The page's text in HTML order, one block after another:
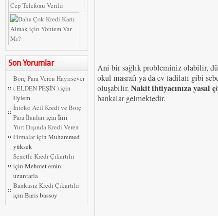
Son Yorumlar
Borç Para Veren Hayırsever
( ELDEN PEŞİN )için
Eylem
İntoko Acil Kredi ve Borç
Para İlanları için İiiii
Yurt Dışında Kredi Veren
Firmalariçin Muhammed
yüksek
Senetle Kredi Çıkartılır
için Mehmet emin
uzuntarla
Bankasız Kredi Çıkartılır
için Baris bassoy
Ani bir sağlık probleminiz olabilir,
okul masrafı ya da ev tadilatı gibi
oluşabilir. Nakit ihtiyacınıza yasal
bankalar gelmektedir.